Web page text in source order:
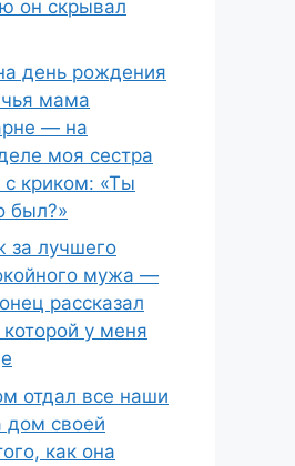
он скрывал
день рождения
мама
— на
моя сестра
криком: «Ты
был?»
за лучшего
мужа —
рассказал
у меня
отдал все наши
дом своей
как она